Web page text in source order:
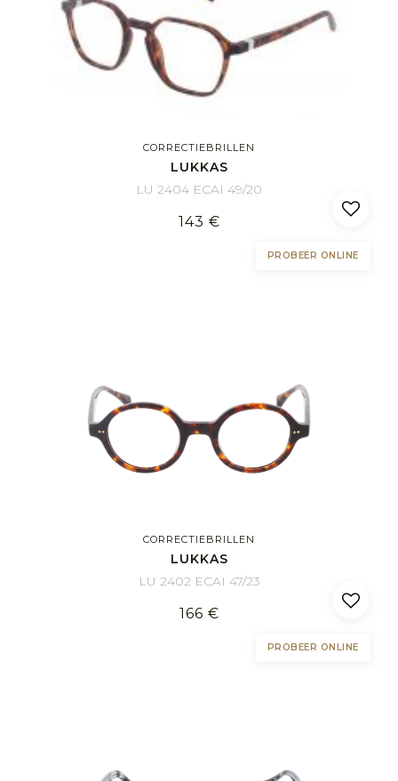
CORRECTIEBRILLEN
LUKKAS
LU 2404 ECAI 49/20
143 €
PROBEER ONLINE
CORRECTIEBRILLEN
LUKKAS
LU 2402 ECAI 47/23
166 €
PROBEER ONLINE